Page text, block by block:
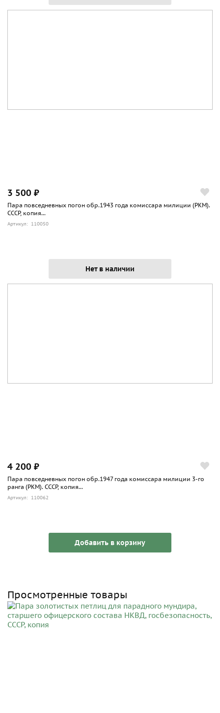
3 500 ₽
Пара повседневных погон обр.1943 года комиссара милиции (РКМ).
СССР, копия...
Артикул: 110050
Нет в наличии
4 200 ₽
Пара повседневных погон обр.1947 года комиссара милиции 3-го
ранга (РКМ). СССР, копия...
Артикул: 110062
Добавить в корзину
Просмотренные товары